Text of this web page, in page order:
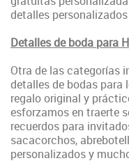
detalles
Detalles de boda para
Otra de las categorías
detalles de bodas para
regalo original y
esforzamos en traerte
recuerdos para
sacacorchos,
personalizados y